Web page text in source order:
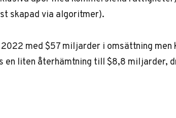
skapad via algoritmer).
med $57 miljarder i omsättning
liten återhämtning till $8,8 miljarder,